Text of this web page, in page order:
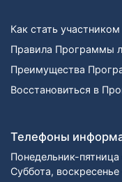
Как стать
Правила Программы
Преимущества
Восстановиться в
Телефоны
Понедельник-
Суббота,